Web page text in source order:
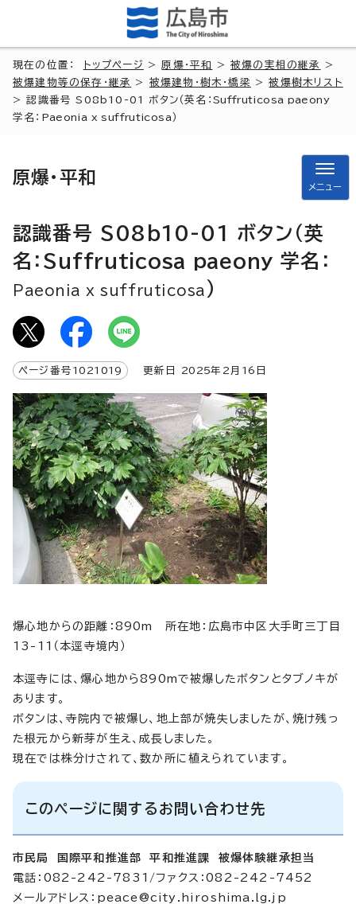
現在の位置： トップページ >原爆・平和 >被爆の実相の継承
>
被爆建物等の保存・継承
> 被爆建物・樹木・橋梁 >被爆樹木リスト
> 認識番号 S08b10-01 ボタン（英名： Suffruticosa paeony
学名： Paeonia x suffruticosa ）
原爆・平和
メニュー
認識番号 S08b10-01 ボタン（英
名： Suffruticosa paeony 学名：
Paeonia x suffruticosa ）
ページ番号 1021019 更新日 2025年2月 16 日
爆心地からの距離：890m 所在地：広島市中区大手町三丁目
13-11（本逕寺境内）
本逕寺には、爆心地から890mで被爆したボタンとタブノキが
あります。
ボタンは、寺院内で被爆し、地上部が焼失しましたが、焼け残っ
た根元から新芽が生え、成長しました。
現在では株分けされて、数か所に植えられています。
このページに関するお問い合わせ先
市民局 国際平和推進部 平和推進課 被爆体験継承担当
電話：082-242-7831/ファクス：082-242-7452
メールアドレス： peace@city.hiroshima.lg.jp